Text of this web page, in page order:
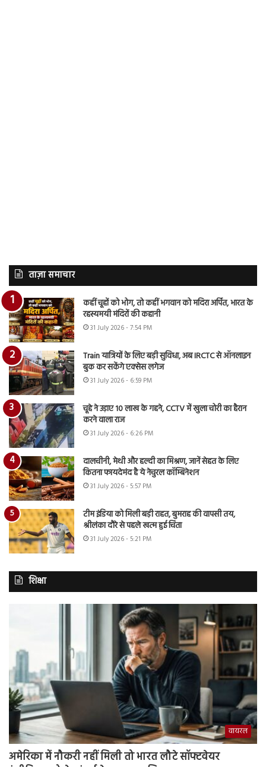
ताज़ा समाचार
कहीं चूहों को भोग, तो कहीं भगवान को मदिरा अर्पित, भारत के
रहस्यमयी मंदिरों की कहानी
31 July 2026 - 7:54 PM
Train यात्रियों के लिए बड़ी सुविधा, अब IRCTC से ऑनलाइन
बुक कर सकेंगे एक्सेस लगेज
31 July 2026 - 6:59 PM
चूहे ने उड़ाए 10 लाख के गहने, CCTV में खुला चोरी का हैरान
करने वाला राज
31 July 2026 - 6:26 PM
दालचीनी, मेथी और हल्दी का मिश्रण, जानें सेहत के लिए
कितना फायदेमंद है ये नेचुरल कॉम्बिनेशन
31 July 2026 - 5:57 PM
टीम इंडिया को मिली बड़ी राहत, बुमराह की वापसी तय,
श्रीलंका दौरे से पहले खत्म हुई चिंता
31 July 2026 - 5:21 PM
शिक्षा
वायरल
अमेरिका में नौकरी नहीं मिली तो भारत लौटे सॉफ्टवेयर